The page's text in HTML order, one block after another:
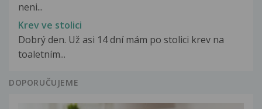
neni...
Krev ve stolici
Dobrý den. Už asi 14 dní mám po stolici krev na
toaletním...
DOPORUČUJEME